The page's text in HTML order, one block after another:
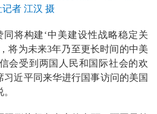
记者 江汉 摄
将构建‘中美建设性战略稳定关
将为未来3年乃至更长时间的中美
会受到两国人民和国际社会的欢
习近平同来华进行国事访问的美国